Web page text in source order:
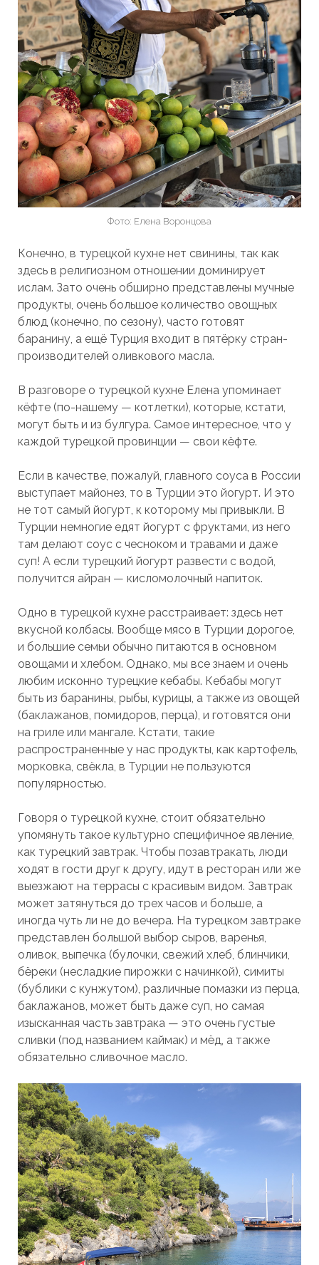
Фото: Елена Воронцова
Конечно, в турецкой кухне нет свинины, так как
здесь в религиозном отношении доминирует
ислам. Зато очень обширно представлены мучные
продукты, очень большое количество овощных
блюд (конечно, по сезону), часто готовят
баранину, а ещё Турция входит в пятёрку стран-
производителей оливкового масла.
В разговоре о турецкой кухне Елена упоминает
кёфте (по-нашему — котлетки), которые, кстати,
могут быть и из булгура. Самое интересное, что у
каждой турецкой провинции — свои кёфте.
Если в качестве, пожалуй, главного соуса в России
выступает майонез, то в Турции это йогурт. И это
не тот самый йогурт, к которому мы привыкли. В
Турции немногие едят йогурт с фруктами, из него
там делают соус с чесноком и травами и даже
суп! А если турецкий йогурт развести с водой,
получится айран — кисломолочный напиток.
Одно в турецкой кухне расстраивает: здесь нет
вкусной колбасы. Вообще мясо в Турции дорогое,
и большие семьи обычно питаются в основном
овощами и хлебом. Однако, мы все знаем и очень
любим исконно турецкие кебабы. Кебабы могут
быть из баранины, рыбы, курицы, а также из овощей
(баклажанов, помидоров, перца), и готовятся они
на гриле или мангале. Кстати, такие
распространенные у нас продукты, как картофель,
морковка, свёкла, в Турции не пользуются
популярностью.
Говоря о турецкой кухне, стоит обязательно
упомянуть такое культурно специфичное явление,
как турецкий завтрак. Чтобы позавтракать, люди
ходят в гости друг к другу, идут в ресторан или же
выезжают на террасы с красивым видом. Завтрак
может затянуться до трех часов и больше, а
иногда чуть ли не до вечера. На турецком завтраке
представлен большой выбор сыров, варенья,
оливок, выпечка (булочки, свежий хлеб, блинчики,
бёреки (несладкие пирожки с начинкой), симиты
(бублики с кунжутом), различные помазки из перца,
баклажанов, может быть даже суп, но самая
изысканная часть завтрака — это очень густые
сливки (под названием каймак) и мёд, а также
обязательно сливочное масло.